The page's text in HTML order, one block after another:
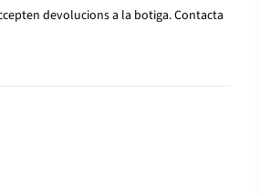
devolucions a la botiga. Contacta